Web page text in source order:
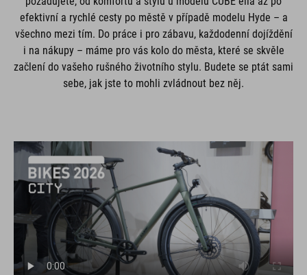
efektivní a rychlé cesty po městě v případě modelu Hyde – a
všechno mezi tím. Do práce i pro zábavu, každodenní dojíždění
i na nákupy – máme pro vás kolo do města, které se skvěle
začlení do vašeho rušného životního stylu. Budete se ptát sami
sebe, jak jste to mohli zvládnout bez něj.